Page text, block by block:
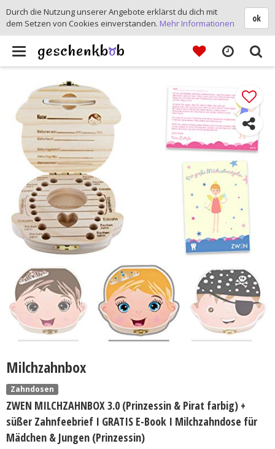
Toggle
navigation
Milchzahnbox
Zahndosen
ZWEN MILCHZAHNBOX 3.0 (Prinzessin & Pirat farbig) +
süßer Zahnfeebrief I GRATIS E-Book I Milchzahndose für
Mädchen & Jungen (Prinzessin)
ok
Durch die Nutzung unserer Angebote erklärst du dich mit
dem Setzen von Cookies einverstanden. Mehr Informationen